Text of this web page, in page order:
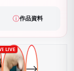
ⓘ作品資料